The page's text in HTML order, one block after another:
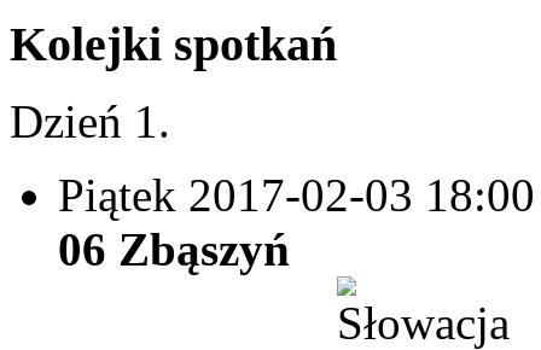
Kolejki spotkań
Dzień 1.
Piątek 2017-02-03 18:00
06 Zbąszyń